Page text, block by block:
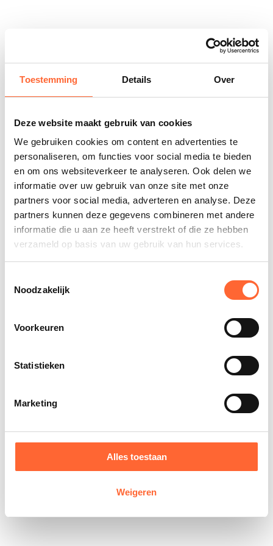
Toestemming Details Over
Deze website maakt gebruik van cookies
We gebruiken cookies om content en advertenties te
personaliseren, om functies voor social media te bieden
en om ons websiteverkeer te analyseren. Ook delen we
informatie over uw gebruik van onze site met onze
partners voor social media, adverteren en analyse. Deze
partners kunnen deze gegevens combineren met andere
informatie die u aan ze heeft verstrekt of die ze hebben
verzameld op basis van uw gebruik van hun services.
Noodzakelijk
Voorkeuren
Statistieken
Marketing
Alles toestaan
Weigeren